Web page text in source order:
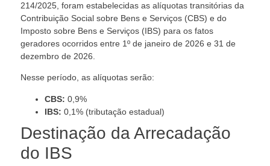
214/2025, foram estabelecidas as alíquotas transitórias da
Contribuição Social sobre Bens e Serviços (CBS) e do
Imposto sobre Bens e Serviços (IBS) para os fatos
geradores ocorridos entre 1º de janeiro de 2026 e 31 de
dezembro de 2026.
Nesse período, as alíquotas serão:
CBS: 0,9%
IBS: 0,1% (tributação estadual)
Destinação da Arrecadação
do IBS